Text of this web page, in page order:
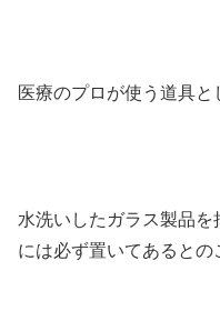
医療のプロが使う道具と
水洗いしたガラス製品
には必ず置いてあるとの